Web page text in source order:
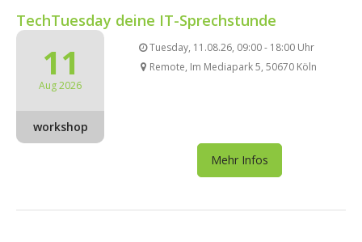
TechTuesday deine IT-Sprechstunde
11
Aug 2026
workshop
Tuesday, 11.08.26, 09:00 - 18:00 Uhr
Remote, Im Mediapark 5, 50670 Köln
Mehr Infos